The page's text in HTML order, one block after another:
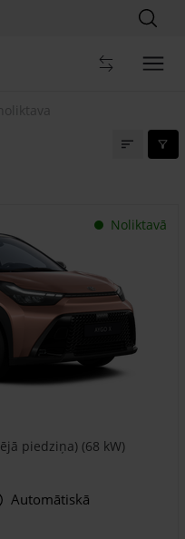
Noliktavā
piedziņa) (68 kW)
Automātiskā